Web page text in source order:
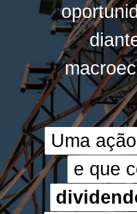
Uma
e que
Uma
e que